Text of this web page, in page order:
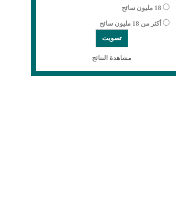
18 مليون سائح
أكثر من 18 مليون سائح
مشاهدة النتائج